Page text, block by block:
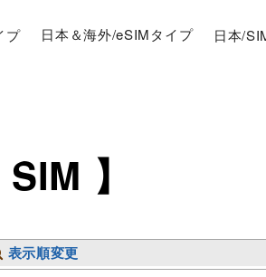
プ 日本＆海外/eSIMタイプ 日本/
】
表示順変更